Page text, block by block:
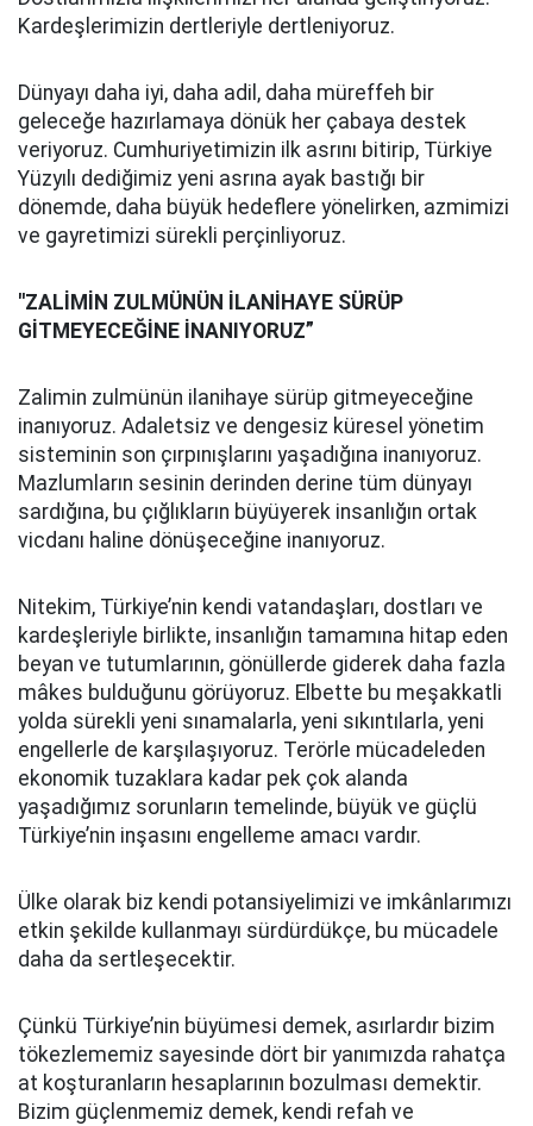
Kardeşlerimizin dertleriyle dertleniyoruz.
Dünyayı daha iyi, daha adil, daha müreffeh bir
geleceğe hazırlamaya dönük her çabaya destek
veriyoruz. Cumhuriyetimizin ilk asrını bitirip, Türkiye
Yüzyılı dediğimiz yeni asrına ayak bastığı bir
dönemde, daha büyük hedeflere yönelirken, azmimizi
ve gayretimizi sürekli perçinliyoruz.
''ZALİMİN ZULMÜNÜN İLANİHAYE SÜRÜP
GİTMEYECEĞİNE İNANIYORUZ”
Zalimin zulmünün ilanihaye sürüp gitmeyeceğine
inanıyoruz. Adaletsiz ve dengesiz küresel yönetim
sisteminin son çırpınışlarını yaşadığına inanıyoruz.
Mazlumların sesinin derinden derine tüm dünyayı
sardığına, bu çığlıkların büyüyerek insanlığın ortak
vicdanı haline dönüşeceğine inanıyoruz.
Nitekim, Türkiye’nin kendi vatandaşları, dostları ve
kardeşleriyle birlikte, insanlığın tamamına hitap eden
beyan ve tutumlarının, gönüllerde giderek daha fazla
mâkes bulduğunu görüyoruz. Elbette bu meşakkatli
yolda sürekli yeni sınamalarla, yeni sıkıntılarla, yeni
engellerle de karşılaşıyoruz. Terörle mücadeleden
ekonomik tuzaklara kadar pek çok alanda
yaşadığımız sorunların temelinde, büyük ve güçlü
Türkiye’nin inşasını engelleme amacı vardır.
Ülke olarak biz kendi potansiyelimizi ve imkânlarımızı
etkin şekilde kullanmayı sürdürdükçe, bu mücadele
daha da sertleşecektir.
Çünkü Türkiye’nin büyümesi demek, asırlardır bizim
tökezlememiz sayesinde dört bir yanımızda rahatça
at koşturanların hesaplarının bozulması demektir.
Bizim güçlenmemiz demek, kendi refah ve